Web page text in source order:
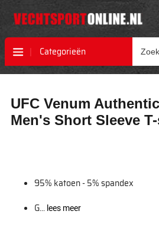
Categorieën
naar
het
einde
naar
het
begin
UFC Venum
Men's Short Sleeve
95% katoen - 5% spandex
G... lees meer